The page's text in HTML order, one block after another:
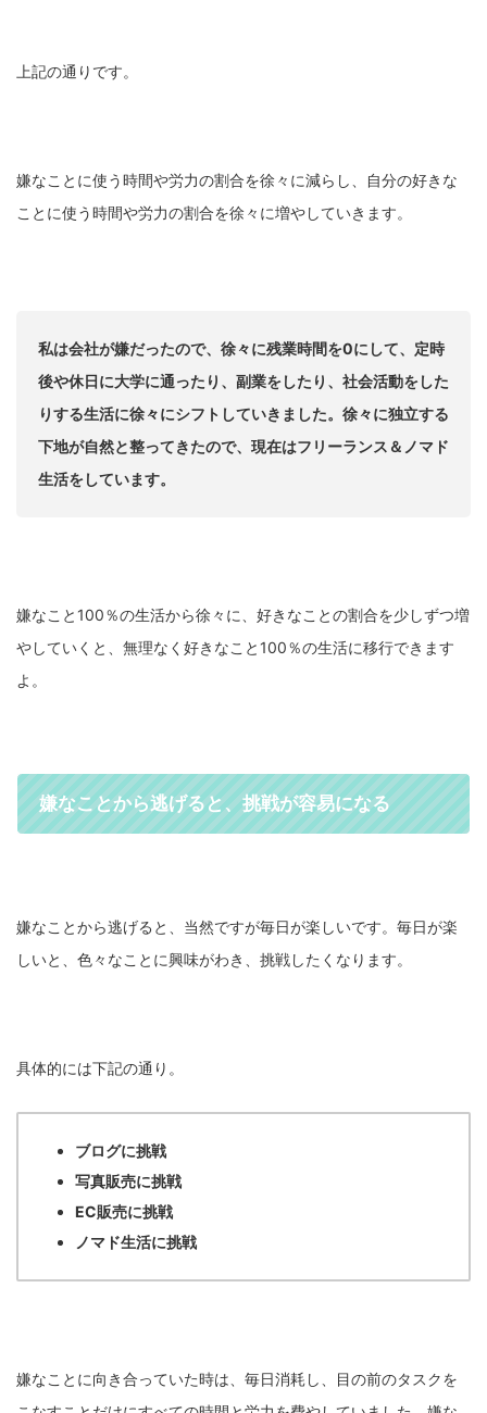
上記の通りです。
嫌なことに使う時間や労力の割合を徐々に減らし、自分の好きな
ことに使う時間や労力の割合を徐々に増やしていきます。
私は会社が嫌だったので、徐々に残業時間を0にして、定時
後や休日に大学に通ったり、副業をしたり、社会活動をした
りする生活に徐々にシフトしていきました。徐々に独立する
下地が自然と整ってきたので、現在はフリーランス＆ノマド
生活をしています。
嫌なこと100％の生活から徐々に、好きなことの割合を少しずつ増
やしていくと、無理なく好きなこと100％の生活に移行できます
よ。
嫌なことから逃げると、挑戦が容易になる
嫌なことから逃げると、当然ですが毎日が楽しいです。毎日が楽
しいと、色々なことに興味がわき、挑戦したくなります。
具体的には下記の通り。
ブログに挑戦
写真販売に挑戦
EC販売に挑戦
ノマド生活に挑戦
嫌なことに向き合っていた時は、毎日消耗し、目の前のタスクを